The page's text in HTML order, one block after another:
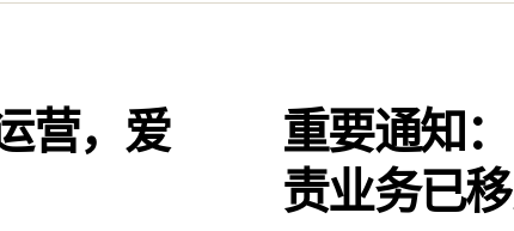
营，爱
重要通知
责业务已